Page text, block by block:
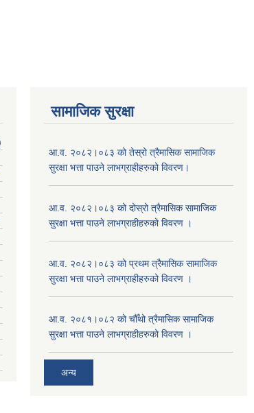
सामाजिक सुरक्षा
आ.व. २०८२।०८३ को तेस्रो त्रैमासिक सामाजिक
सुरक्षा भत्ता पाउने लाभग्राहीहरुको विवरण।
आ.व. २०८२।०८३ को दोस्रो त्रैमासिक सामाजिक
सुरक्षा भत्ता पाउने लाभग्राहीहरुको विवरण ।
आ.व. २०८२।०८३ को प्रथम त्रैमासिक सामाजिक
सुरक्षा भत्ता पाउने लाभग्राहीहरुको विवरण ।
आ.व. २०८१।०८२ को चौँथो त्रैमासिक सामाजिक
सुरक्षा भत्ता पाउने लाभग्राहीहरुको विवरण ।
अन्य